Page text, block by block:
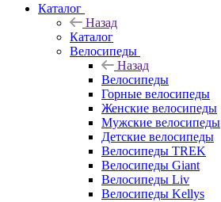
Каталог
Назад
Каталог
Велосипеды
Назад
Велосипеды
Горные велосипеды
Женские велосипеды
Мужские велосипеды
Детские велосипеды
Велосипеды TREK
Велосипеды Giant
Велосипеды Liv
Велосипеды Kellys